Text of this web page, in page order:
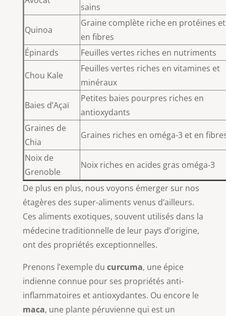
sains
Quinoa
Graine complète riche en protéines et
en fibres
Épinards
Feuilles vertes riches en nutriments
Chou Kale
Feuilles vertes riches en vitamines et
minéraux
Baies d’Açaï
Petites baies pourpres riches en
antioxydants
Graines de
Chia
Graines riches en oméga-3 et en
Noix de
Grenoble
Noix riches en acides gras oméga-3
De plus en plus, nous voyons émerger sur nos
étagères des super-aliments venus d’ailleurs.
Ces aliments exotiques, souvent utilisés dans la
médecine traditionnelle de leur pays d’origine,
ont des propriétés exceptionnelles.
Prenons l’exemple du curcuma, une épice
indienne connue pour ses propriétés anti-
inflammatoires et antioxydantes. Ou encore le
maca, une plante péruvienne qui est un